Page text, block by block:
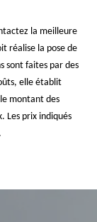
la meilleure
réalise la pose de
sont faites par des
elle établit
montant des
Les prix indiqués